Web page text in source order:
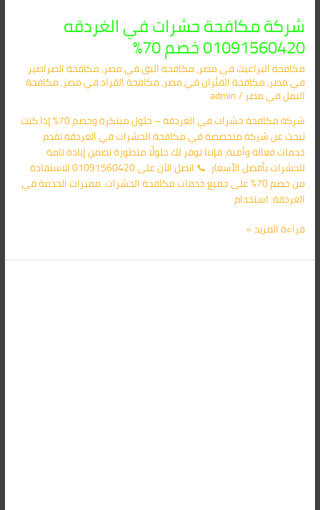
شركة مكافحة حشرات في الغردقه
01091560420 خصم 70%
مكافحة البراغيث​ في مصر,مكافحة البق​ في مصر,مكافحة الصراصير​
في مصر,مكافحة الفئران​ في مصر,مكافحة القراد​ في مصر,مكافحة
النمل​ في مصر/
admin
شركة مكافحة حشرات في الغردقة – حلول مبتكرة وخصم 70% إذا كنت
تبحث عن شركة متخصصة في مكافحة الحشرات في الغردقة تقدم
خدمات فعالة وآمنة، فإننا نوفر لك حلولًا متطورة تضمن إبادة تامة
للحشرات بأفضل الأسعار. 📞 اتصل الآن على 01091560420 للاستفادة
من خصم 70% على جميع خدمات مكافحة الحشرات. مميزات الخدمة في
الغردقة: استخدام
قراءة المزيد »